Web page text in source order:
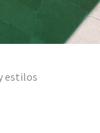
estilos